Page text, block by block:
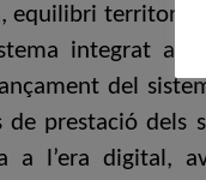
equilibri
integrat
del
de prestació
a l’era digital,